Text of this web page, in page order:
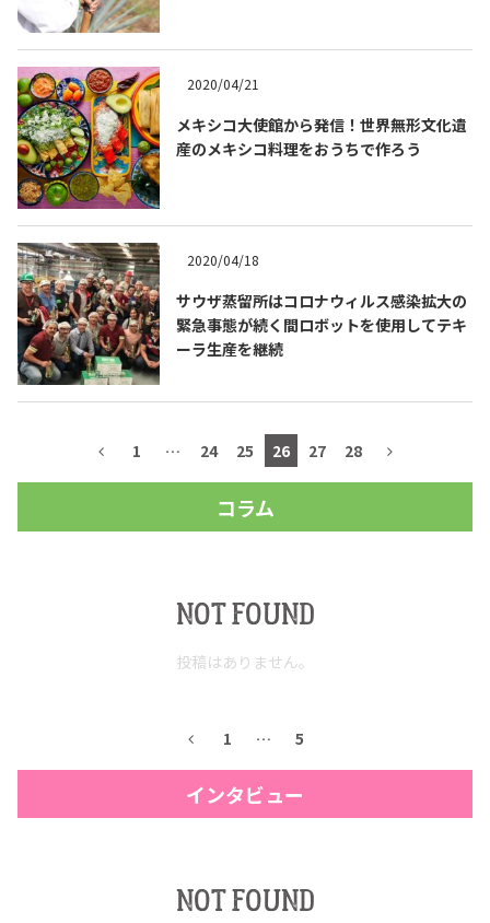
COPYRIGHT © JUAST All rights reserved.
2020/04/21
メキシコ大使館から発信！世界無形文化遺
産のメキシコ料理をおうちで作ろう
2020/04/18
サウザ蒸留所はコロナウィルス感染拡大の
緊急事態が続く間ロボットを使用してテキ
ーラ生産を継続
1 … 24 25 26 27 28
コラム
NOT FOUND
投稿はありません。
1 … 5
インタビュー
NOT FOUND